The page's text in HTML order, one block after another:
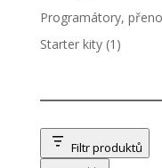
produktů
Programátory,
Starter kity 1 1
Filtr produktů